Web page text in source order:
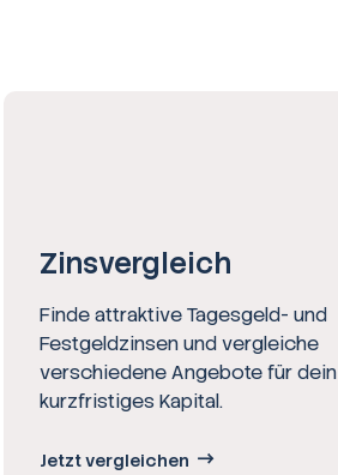
Zinsvergleich
Finde attraktive Tagesgeld- und
Festgeldzinsen und vergleiche
verschiedene Angebote für dein
kurzfristiges Kapital.
Jetzt vergleichen